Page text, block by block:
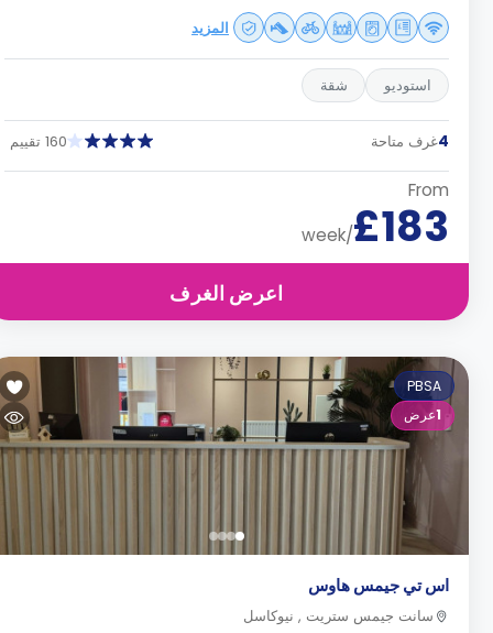
المزيد
استوديو شقة
غرف متاحة 160 تقييم
From
£183
/week
اعرض الغرف
PBSA
1عرض
اس تي جيمس هاوس
سانت جيمس ستريت , نيوكاسل